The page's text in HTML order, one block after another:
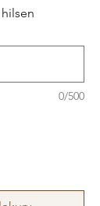
0/500